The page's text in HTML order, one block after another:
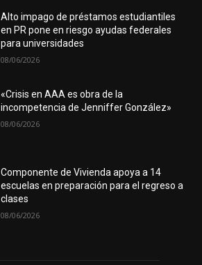
Alto impago de préstamos estudiantiles
en PR pone en riesgo ayudas federales
para universidades
08/06/2026
«Crisis en AAA es obra de la
incompetencia de Jenniffer González»
08/06/2026
Componente de Vivienda apoya a 14
escuelas en preparación para el regreso a
clases
08/06/2026